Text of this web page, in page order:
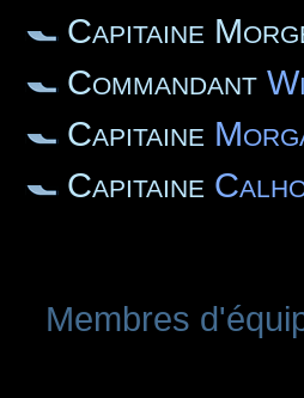
Capitaine
Commandant
Capitaine
Capitaine
Membres